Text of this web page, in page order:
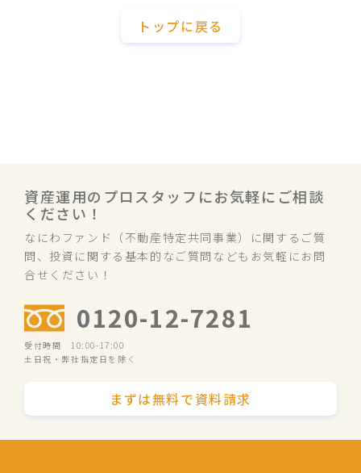
トップに戻る
資産運用のプロスタッフにお気軽にご相談
ください！
なにわファンド（不動産特定共同事業）に関するご質
問、投資に関する基本的なご質問などもお気軽にお問
合せください！
0120-12-7281
受付時間 10:00-17:00
土日祝・弊社指定日を除く
まずは無料で資料請求